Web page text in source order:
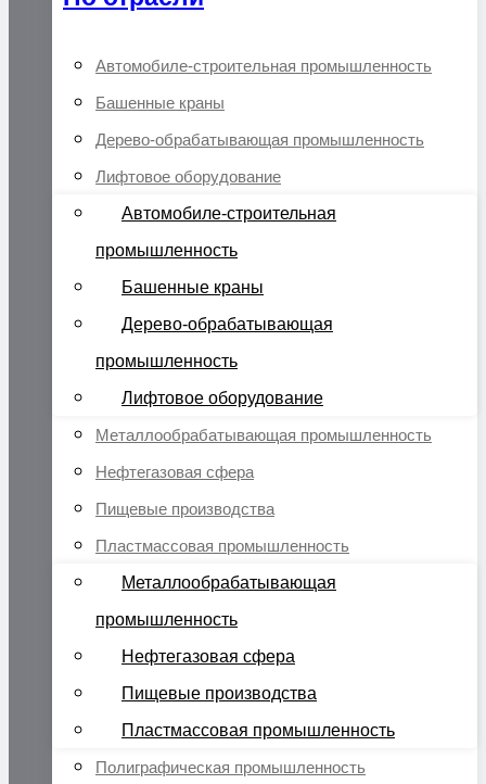
Автомобиле-строительная промышленность
Башенные краны
Дерево-обрабатывающая промышленность
Лифтовое оборудование
Автомобиле-строительная
промышленность
Башенные краны
Дерево-обрабатывающая
промышленность
Лифтовое оборудование
Металлообрабатывающая промышленность
Нефтегазовая сфера
Пищевые производства
Пластмассовая промышленность
Металлообрабатывающая
промышленность
Нефтегазовая сфера
Пищевые производства
Пластмассовая промышленность
Полиграфическая промышленность